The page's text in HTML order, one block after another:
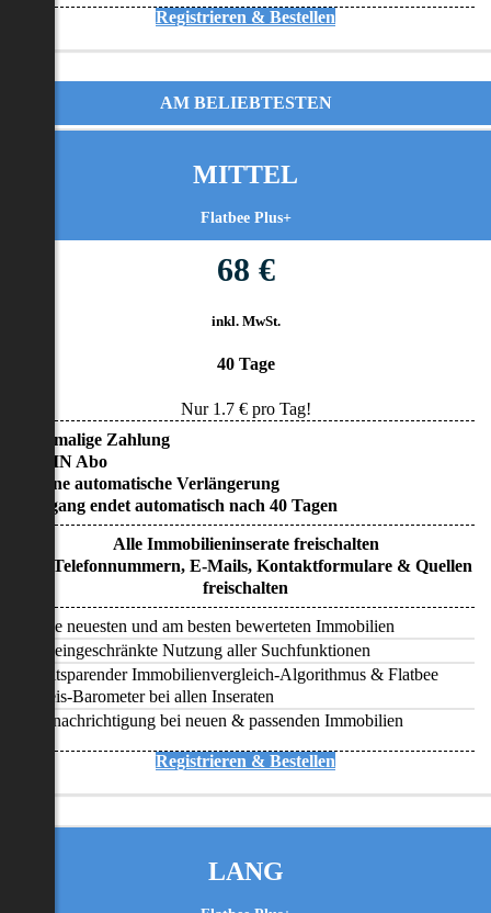
Registrieren & Bestellen
AM BELIEBTESTEN
MITTEL
Flatbee Plus+
68 €
inkl. MwSt.
40 Tage
Nur 1.7€ pro Tag!
• Einmalige Zahlung
• KEIN Abo
• Keine automatische Verlängerung
• Zugang endet automatisch nach 40 Tagen
Alle Immobilieninserate freischalten
Alle Telefonnummern, E-Mails, Kontaktformulare & Quellen
freischalten
Alle neuesten und am besten bewerteten Immobilien
Uneingeschränkte Nutzung aller Suchfunktionen
Zeitsparender Immobilienvergleich-Algorithmus & Flatbee
Preis-Barometer bei allen Inseraten
Benachrichtigung bei neuen & passenden Immobilien
Registrieren & Bestellen
LANG